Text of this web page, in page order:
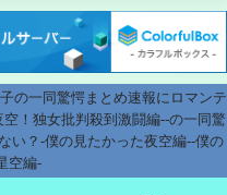
の一同驚愕まとめ速報にロマンテ
！独女批判殺到激闘編--の一同驚
い？-僕の見たかった夜空編--僕の
空編-